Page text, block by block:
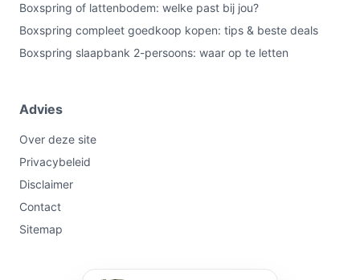
Boxspring of lattenbodem: welke past bij jou?
Boxspring compleet goedkoop kopen: tips & beste deals
Boxspring slaapbank 2-persoons: waar op te letten
Advies
Over deze site
Privacybeleid
Disclaimer
Contact
Sitemap